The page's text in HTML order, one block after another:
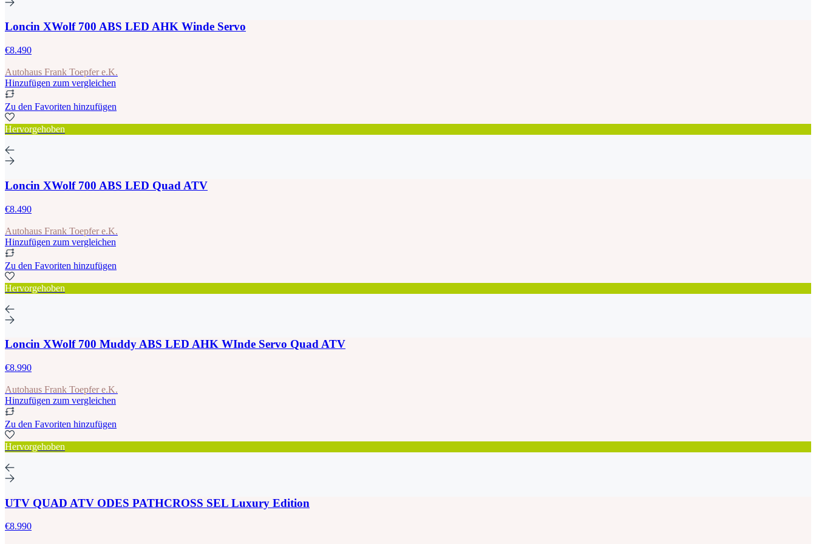
Loncin XWolf 700 ABS LED AHK Winde Servo
€8.490
Autohaus Frank Toepfer e.K.
Hinzufügen zum vergleichen
Zu den Favoriten hinzufügen
Hervorgehoben
Loncin XWolf 700 ABS LED Quad ATV
€8.490
Autohaus Frank Toepfer e.K.
Hinzufügen zum vergleichen
Zu den Favoriten hinzufügen
Hervorgehoben
Loncin XWolf 700 Muddy ABS LED AHK WInde Servo Quad ATV
€8.990
Autohaus Frank Toepfer e.K.
Hinzufügen zum vergleichen
Zu den Favoriten hinzufügen
Hervorgehoben
UTV QUAD ATV ODES PATHCROSS SEL Luxury Edition
€8.990